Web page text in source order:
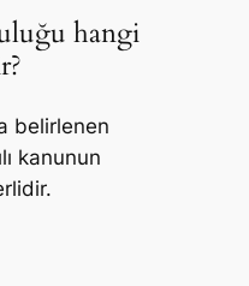
hangi
belirlenen
kanunun